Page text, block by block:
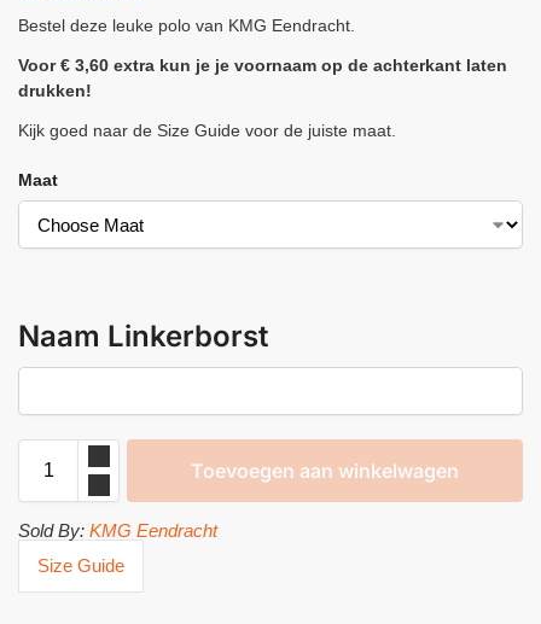
Bestel deze leuke polo van KMG Eendracht.
Voor € 3,60 extra kun je je voornaam op de achterkant laten
drukken!
Kijk goed naar de Size Guide voor de juiste maat.
Maat
Naam Linkerborst
Toevoegen aan winkelwagen
Sold By: KMG Eendracht
Size Guide